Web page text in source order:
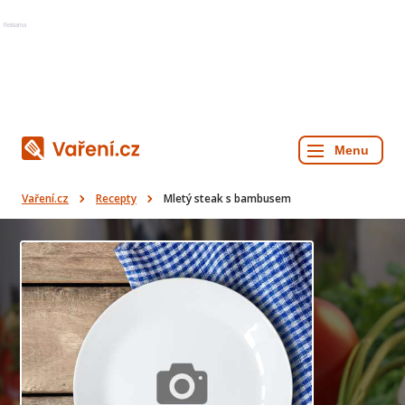
Reklama
Vaření.cz Recepty Mletý steak s bambusem